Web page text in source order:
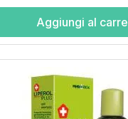
Aggiungi al